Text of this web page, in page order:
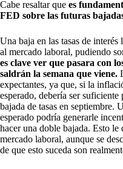
Cabe resaltar que es
FED sobre las futuras
Una baja en las tasas de
al mercado laboral, pudiendo
es clave ver que pasara con
saldrán la semana que viene.
expectantes, ya que, si la
esperado, debería ser suficiente
bajada de tasas en septiembre.
esperado podría generarle
hacer una doble bajada. Esto
mercado laboral, aunque se
de que esto suceda son